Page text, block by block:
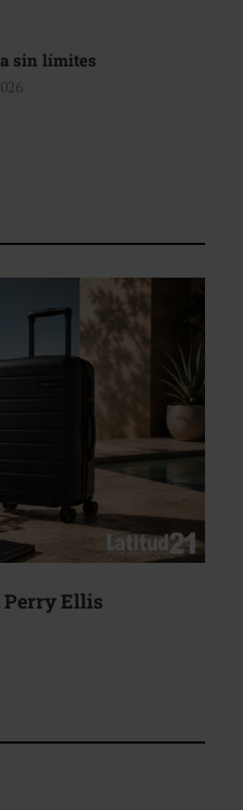
sin límites
Perry Ellis